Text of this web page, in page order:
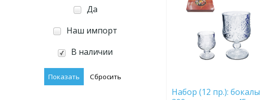
Да
Наш импорт
В наличии
Набор (12 пр.): бокалы